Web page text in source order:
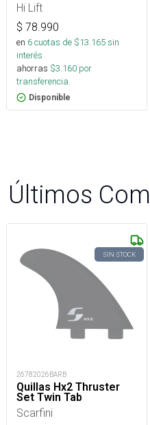
Hi Lift
$ 78.990
en 6cuotas de $13.165sin
interés
ahorras $3.160 por
transferencia.
Disponible
Últimos
SIN STOCK
26782026BARB
Quillas Hx2 Thruster
Set Twin Tab
Scarfini